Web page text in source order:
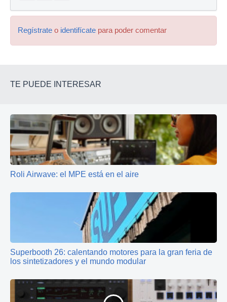
Regístrate o identifícate para poder comentar
TE PUEDE INTERESAR
Roli Airwave: el MPE está en el aire
Superbooth 26: calentando motores para la gran feria de
los sintetizadores y el mundo modular